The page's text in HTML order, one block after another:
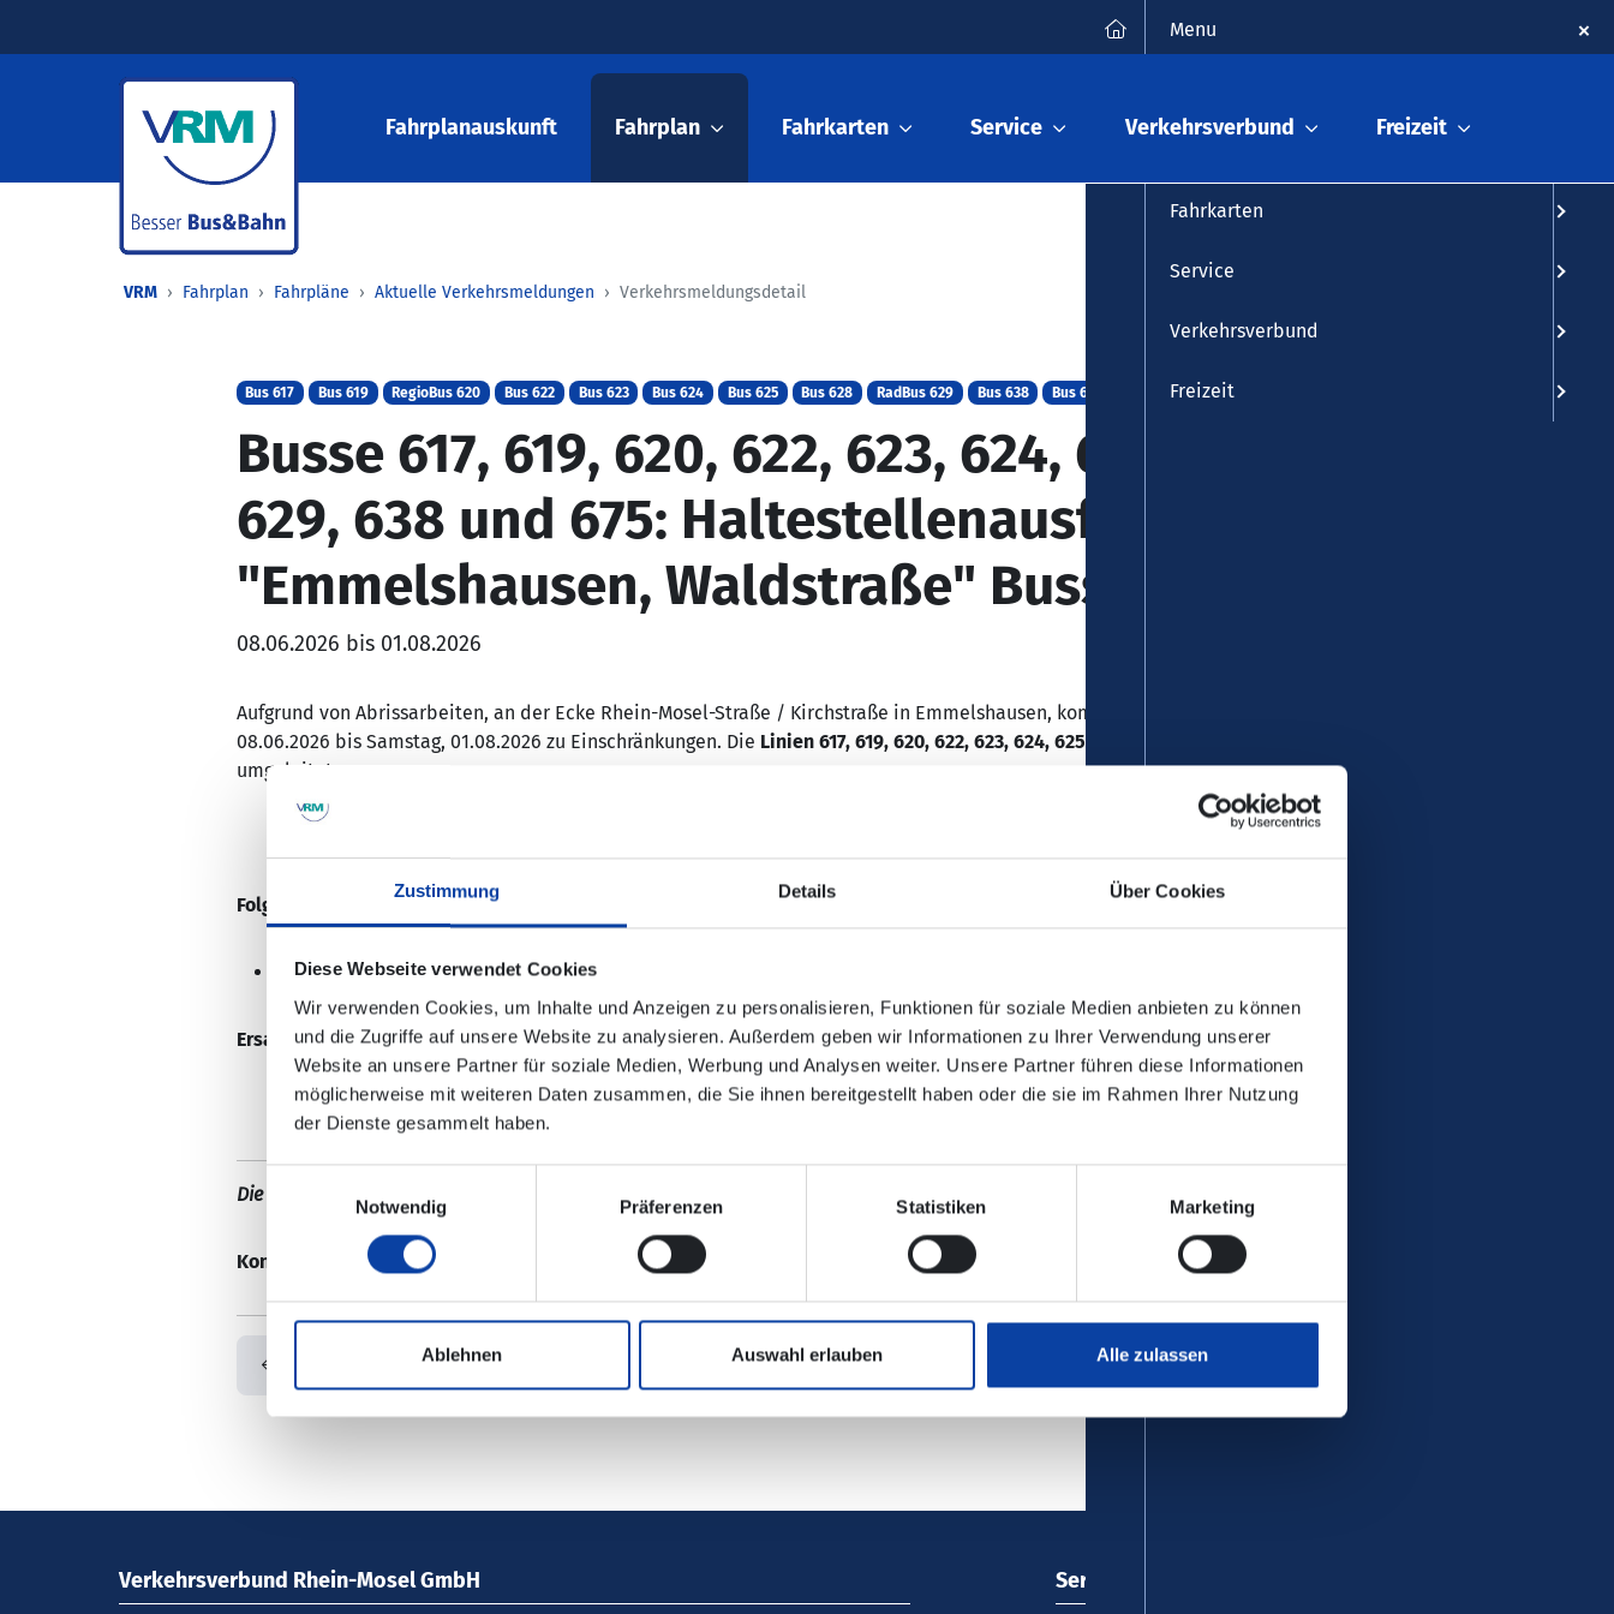
Zustimmung Details Über Cookies
Diese Webseite verwendet Cookies
Wir verwenden Cookies, um Inhalte und Anzeigen zu personalisieren, Funktionen für soziale Medien anbieten zu können
und die Zugriffe auf unsere Website zu analysieren. Außerdem geben wir Informationen zu Ihrer Verwendung unserer
Website an unsere Partner für soziale Medien, Werbung und Analysen weiter. Unsere Partner führen diese Informationen
möglicherweise mit weiteren Daten zusammen, die Sie ihnen bereitgestellt haben oder die sie im Rahmen Ihrer Nutzung
der Dienste gesammelt haben.
Notwendig
Präferenzen Statistiken Marketing
Ablehnen Auswahl erlauben Alle zulassen
Fahrplanauskunft Fahrplan Fahrkarten Service Verkehrsverbund Freizeit
VRM Fahrplan Fahrpläne Aktuelle Verkehrsmeldungen Verkehrsmeldungsdetail
Bus 617 Bus 619 RegioBus 620 Bus 622 Bus 623 Bus 624 Bus 625 Bus 628 RadBus 629 Bus 638 Bus 675
Busse 617, 619, 620, 622, 623, 624, 625, 628,
629, 638 und 675: Haltestellenausfall
"Emmelshausen, Waldstraße" Bussteig A
08.06.2026 bis 01.08.2026
Aufgrund von Abrissarbeiten, an der Ecke Rhein-Mosel-Straße / Kirchstraße in Emmelshausen, kommt es im Zeitraum von Montag,
08.06.2026 bis Samstag, 01.08.2026 zu Einschränkungen. Die Linien 617, 619, 620, 622, 623, 624, 625, 628, 629, 638 und 675
umgeleitet
Folgende Haltestelle kann nicht bedient werden:
Emmelshausen, „Waldstraße“ Bussteig A (Fahrtrichtung Zentrum am Park)
Ersatzhaltestellen:Emmelshausen, „Schulzentrum“ und „Zentrum am Park“
Die Änderungen sind nicht in der elektronischen Verbindungsauskunft enthalten!
Kontaktdaten: Aktuelle Hinweise - zickenheiner.de
Verkehrsverbund Rhein-Mosel GmbH Service
Menu
Fahrkarten
Service
Verkehrsverbund
Freizeit